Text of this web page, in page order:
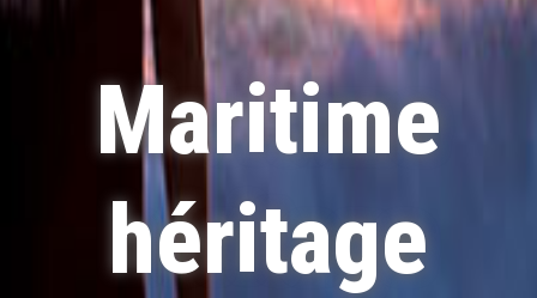
Maritime
héritage